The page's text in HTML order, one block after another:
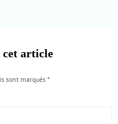
cet article
sont marqués *